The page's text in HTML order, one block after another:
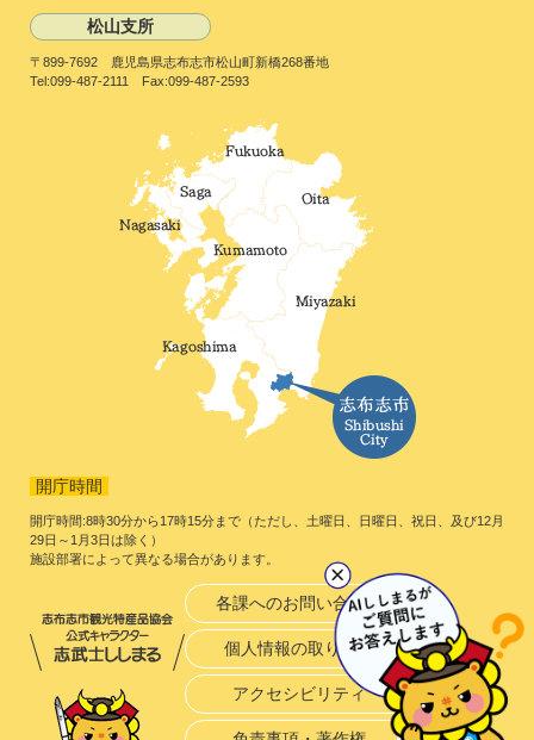
松山支所
〒899-7692 鹿児島県志布志市松山町新橋268番地
Tel:099-487-2111 Fax:099-487-2593
開庁時間
開庁時間:8時30分から17時15分まで（ただし、土曜日、日曜日、祝日、及び12月
29日～1月3日は除く）
施設部署によって異なる場合があります。
各課へのお問い合わせ
個人情報の取り扱い
アクセシビリティ